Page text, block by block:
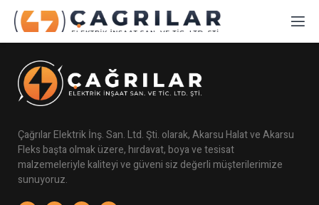
Çağrılar Elektrik İnş. San. Ltd. Şti. olarak, Akarsu Halat ve Akarsu
Fleks başta olmak üzere, hırdavat, boya ve tesisat
malzemeleriyle kaliteyi ve güveni siz değerli müşterilerimize
sunuyoruz.